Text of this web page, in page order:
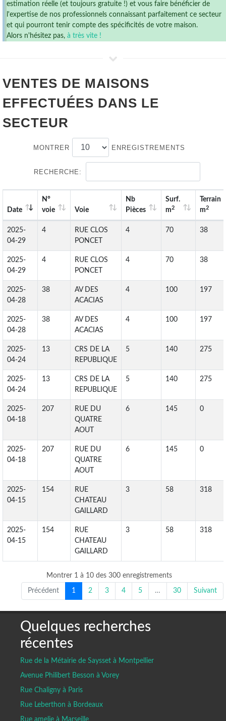
estimation réelle (et toujours gratuite !) et vous faire bénéficier de
l'expertise de nos professionnels connaissant parfaitement ce secteur
et qui pourront tenir compte des spécificités de votre maison.
Alors n'hésitez pas, à très vite !
VENTES DE MAISONS
EFFECTUÉES DANS LE
SECTEUR
MONTRER ENREGISTREMENTS
RECHERCHE:
Date
N°
voie
Voie
Nb
Pièces
Surf.
m2
Terrain
m2
2025-
04-29
4
RUE CLOS
PONCET
4 70 38
2025-
04-29
4
RUE CLOS
PONCET
4 70 38
2025-
04-28
38
AV DES
ACACIAS
4 100 197
2025-
04-28
38
AV DES
ACACIAS
4 100 197
2025-
04-24
13
CRS DE LA
REPUBLIQUE
5 140 275
2025-
04-24
13
CRS DE LA
REPUBLIQUE
5 140 275
2025-
04-18
207
RUE DU
QUATRE
AOUT
6 145 0
2025-
04-18
207
RUE DU
QUATRE
AOUT
6 145 0
2025-
04-15
154
RUE
CHATEAU
GAILLARD
3 58 318
2025-
04-15
154
RUE
CHATEAU
GAILLARD
3 58 318
Montrer 1 à 10 des 300 enregistrements
Précédent 1 2 3 4 5 … 30 Suivant
Quelques recherches
récentes
Rue de la Métairie de Saysset à Montpellier
Avenue Philibert Besson à Vorey
Rue Chaligny à Paris
Rue Leberthon à Bordeaux
Rue amelie à Marseille